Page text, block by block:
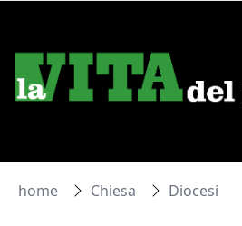
home Chiesa Diocesi